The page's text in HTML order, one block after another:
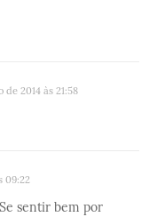
2014 às 21:58
09:22
sentir bem por